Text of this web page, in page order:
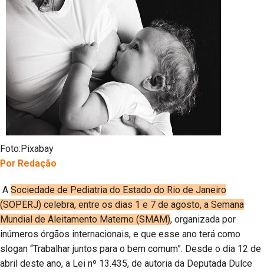
Foto:Pixabay
Por Redação
A Sociedade de Pediatria do Estado do Rio de Janeiro
(SOPERJ) celebra, entre os dias 1 e 7 de agosto, a Semana
Mundial de Aleitamento Materno (SMAM), organizada por
inúmeros órgãos internacionais, e que esse ano terá como
slogan “Trabalhar juntos para o bem comum”. Desde o dia 12 de
abril deste ano, a Lei nº 13.435, de autoria da Deputada Dulce